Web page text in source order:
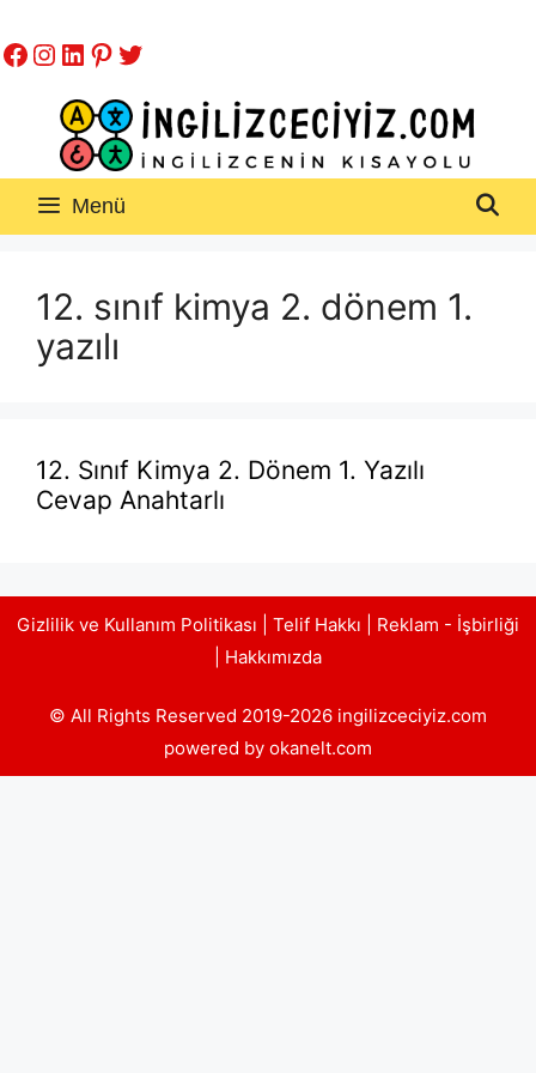
atla
Facebook
Instagram
LinkedIn
Pinterest
Twitter
Menü
12. sınıf kimya 2. dönem 1.
yazılı
12. Sınıf Kimya 2. Dönem 1. Yazılı
Cevap Anahtarlı
Gizlilik ve Kullanım Politikası Telif Hakkı
Reklam - İşbirliği
Hakkımızda
© All Rights Reserved 2019-2026 ingilizceciyiz.com
powered by okanelt.com